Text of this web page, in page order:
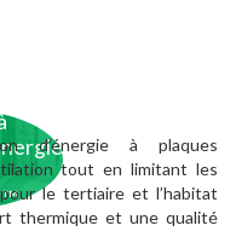
d’énergie à plaques
tout en limitant les
le tertiaire et l’habitat
thermique et une qualité